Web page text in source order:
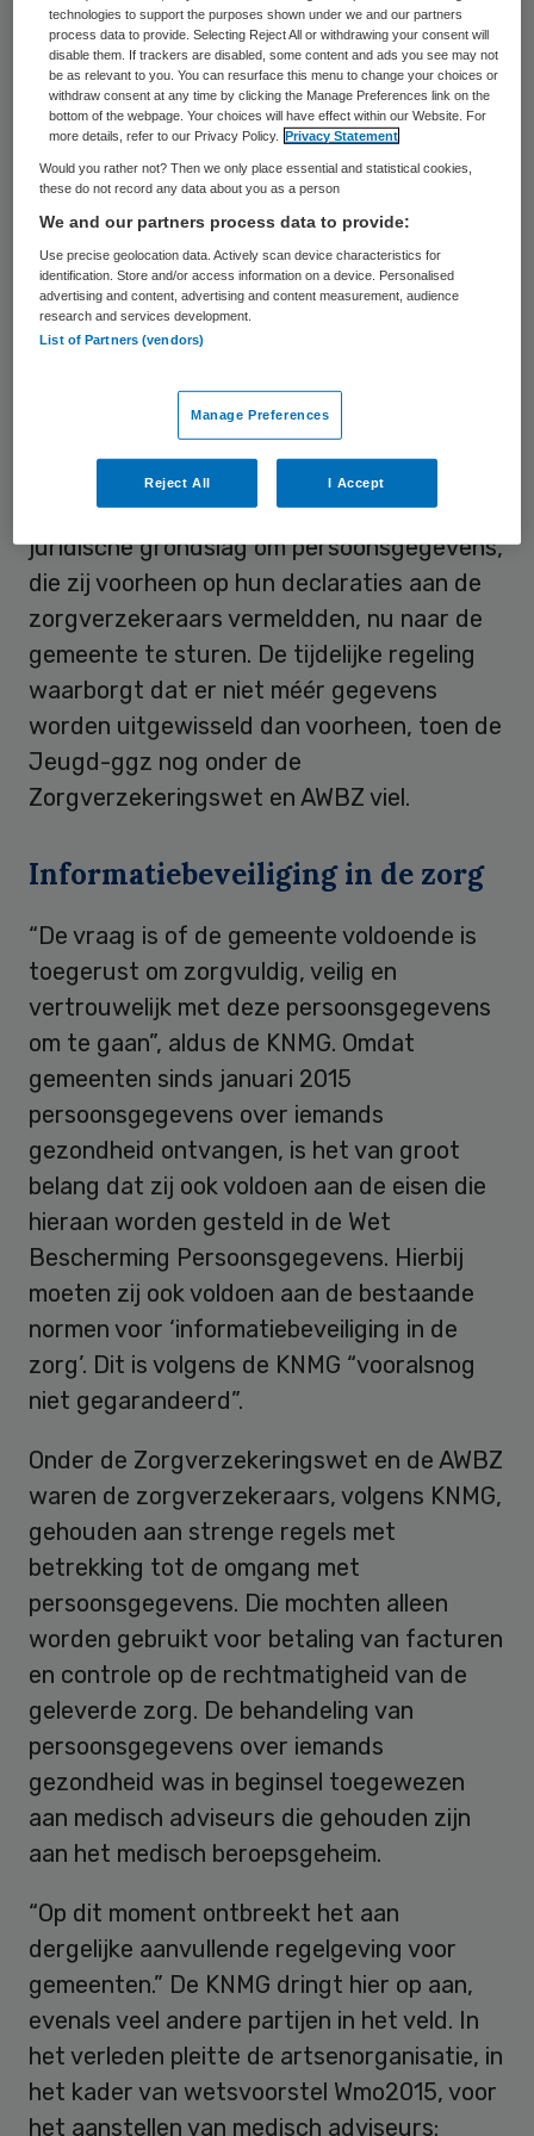
moeten de rekening van de psychiatrische
hulp aan een jongere ook betalen als ouders
de diagnose niet op het declaratieformulier
willen zetten. Ambtenaren willen informatie
over het ziektebeeld van jeugdige
patiënten, voordat ze de rekening
goedkeuren. De tijdelijke regeling geldt
zolang Van Rijn nog werkt aan een wet
waarin de gegevensuitwisseling bij
declaraties van jeugdhulp wordt geregeld.
erkent dat de tijdelijke regeling
voorziet in de “juridische reparatie van een
privacyprobleem in de Jeugdwet”. De
regeling geeft jeugdhulpverleners de
juridische grondslag om persoonsgegevens,
die zij voorheen op hun declaraties aan de
zorgverzekeraars vermeldden, nu naar de
gemeente te sturen. De tijdelijke regeling
waarborgt dat er niet méér gegevens
worden uitgewisseld dan voorheen, toen de
Jeugd-ggz nog onder de
Zorgverzekeringswet en AWBZ viel.
Informatiebeveiliging in de zorg
“De vraag is of de gemeente voldoende is
toegerust om zorgvuldig, veilig en
vertrouwelijk met deze persoonsgegevens
om te gaan”, aldus de KNMG. Omdat
gemeenten sinds januari 2015
persoonsgegevens over iemands
gezondheid ontvangen, is het van groot
belang dat zij ook voldoen aan de eisen die
hieraan worden gesteld in de Wet
Bescherming Persoonsgegevens. Hierbij
moeten zij ook voldoen aan de bestaande
normen voor ‘informatiebeveiliging in de
zorg’. Dit is volgens de KNMG “vooralsnog
niet gegarandeerd”.
Onder de Zorgverzekeringswet en de AWBZ
waren de zorgverzekeraars, volgens KNMG,
gehouden aan strenge regels met
betrekking tot de omgang met
persoonsgegevens. Die mochten alleen
worden gebruikt voor betaling van facturen
en controle op de rechtmatigheid van de
geleverde zorg. De behandeling van
persoonsgegevens over iemands
gezondheid was in beginsel toegewezen
aan medisch adviseurs die gehouden zijn
aan het medisch beroepsgeheim.
“Op dit moment ontbreekt het aan
dergelijke aanvullende regelgeving voor
gemeenten.” De KNMG dringt hier op aan,
evenals veel andere partijen in het veld. In
het verleden pleitte de artsenorganisatie, in
het kader van wetsvoorstel Wmo2015, voor
het aanstellen van medisch adviseurs:
technologies to support the purposes shown under we and our partners
process data to provide. Selecting Reject All or withdrawing your consent will
disable them. If trackers are disabled, some content and ads you see may not
be as relevant to you. You can resurface this menu to change your choices or
withdraw consent at any time by clicking the Manage Preferences link on the
bottom of the webpage. Your choices will have effect within our Website. For
more details, refer to our Privacy Policy.
Privacy Statement
Would you rather not? Then we only place essential and statistical cookies,
these do not record any data about you as a person
We and our partners process data to provide:
Use precise geolocation data. Actively scan device characteristics for
identification. Store and/or access information on a device. Personalised
advertising and content, advertising and content measurement, audience
research and services development.
List of Partners (vendors)
Manage Preferences
Reject All I Accept